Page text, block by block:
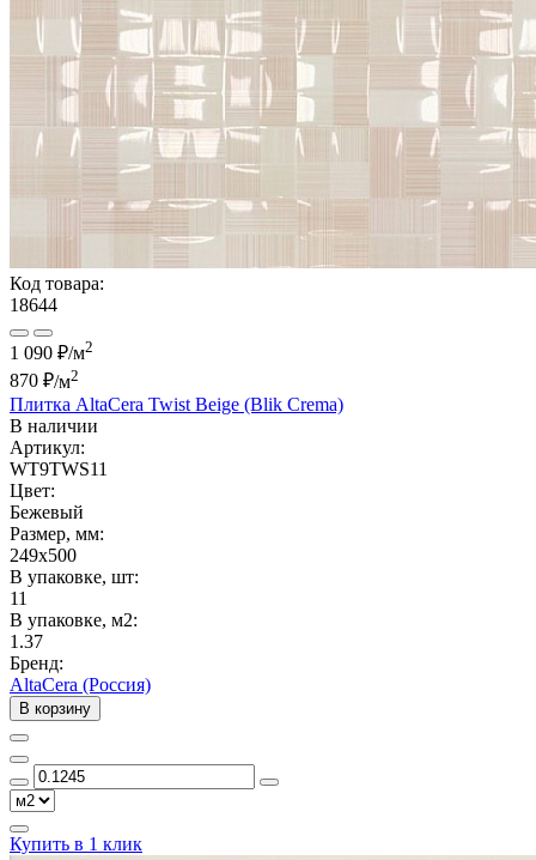
Код товара:
18644
1 090 ₽/м2
870 ₽/м2
Плитка AltaCera Twist Beige (Blik Crema)
В наличии
Артикул:
WT9TWS11
Цвет:
Бежевый
Размер, мм:
249x500
В упаковке, шт:
11
В упаковке, м2:
1.37
Бренд:
AltaCera (Россия)
В корзину
Купить в 1 клик